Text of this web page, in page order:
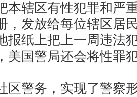
本辖区有性犯罪和严
，发放给每位辖区居
报纸上把上一周违法
美国警局还会将性罪
警务，实现了警察